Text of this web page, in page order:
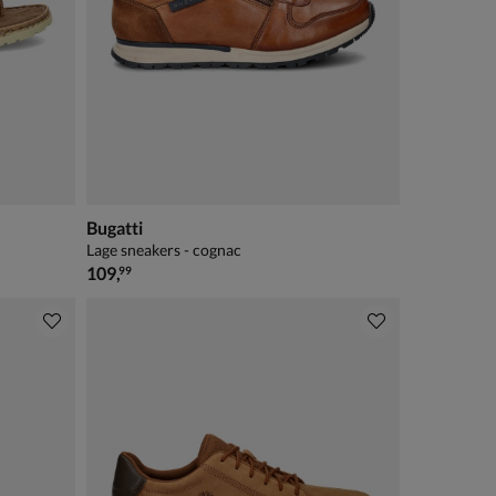
Bugatti
Lage sneakers - cognac
€ 109,99
109,99